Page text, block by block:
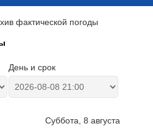
фактической погоды
День и срок
Суббота, 8 августа